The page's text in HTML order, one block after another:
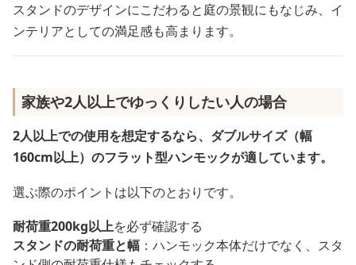
スタンドのデザインにこだわると庭の景観にもなじみ、イ
ンテリアとしての満足感も高まります。
家族や2人以上でゆっくりしたい人の場合
2人以上での使用を想定するなら、ダブルサイズ（幅
160cm以上）のフラット型ハンモックが適しています。
選ぶ際のポイントは以下のとおりです。
耐荷重200kg以上を必ず確認する
スタンドの耐荷重と幅 ：ハンモック本体だけでなく、スタ